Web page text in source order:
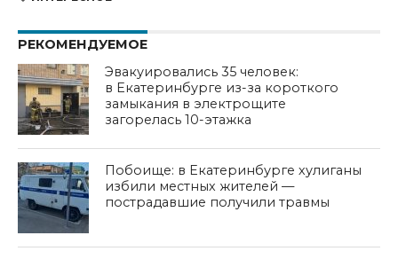
РЕКОМЕНДУЕМОЕ
Эвакуировались 35 человек:
в Екатеринбурге из-за короткого
замыкания в электрощите
загорелась 10-этажка
Побоище: в Екатеринбурге хулиганы
избили местных жителей —
пострадавшие получили травмы